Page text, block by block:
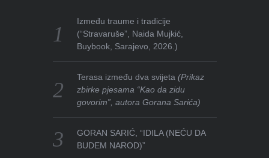
Između traume i tradicije
(“Stravaruše”, Naida Mujkić,
Buybook, Sarajevo, 2026.)
Terasa između dva svijeta(Prikaz
zbirke pjesama “Kao da zidu
govorim”, autora Gorana Sarića)
GORAN SARIĆ, “IDILA (NEĆU DA
BUDEM NAROD)”